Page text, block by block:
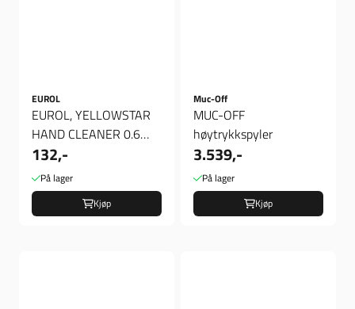
EUROL
EUROL, YELLOWSTAR
HAND CLEANER 0.6
LITER, Hånd rens
132,-
På lager
Kjøp
Muc-Off
MUC-OFF
høytrykkspyler
3.539,-
På lager
Kjøp